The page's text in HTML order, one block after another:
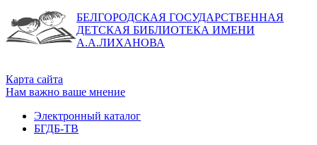
БЕЛГОРОДСКАЯ ГОСУДАРСТВЕННАЯ
ДЕТСКАЯ БИБЛИОТЕКА ИМЕНИ
А.А.ЛИХАНОВА
Карта сайта
Нам важно ваше мнение
Электронный каталог
БГДБ-ТВ